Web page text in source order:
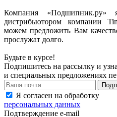
Компания «Подшипник.ру»
дистрибьютором компании
можем предложить Вам
прослужат долго.
Будьте в курсе!
Подпишитесь на рассылку и
и специальных предложениях
Я согласен на обработку
персональных данных
Подтверждение e-mail